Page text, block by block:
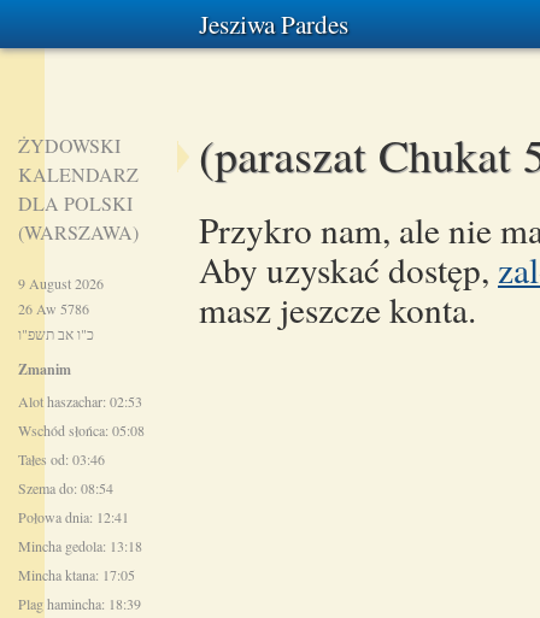
Jesziwa Pardes
ŻYDOWSKI
KALENDARZ
DLA POLSKI
(WARSZAWA)
9 August 2026
26 Aw 5786
כ"ו אב תשפ"ו
Zmanim
Alot haszachar: 02:53
Wschód słońca: 05:08
Tałes od: 03:46
Szema do: 08:54
Połowa dnia: 12:41
Mincha gedola: 13:18
Mincha ktana: 17:05
Plag hamincha: 18:39
(paraszat Chukat
Przykro nam, ale nie
Aby uzyskać dostęp,
masz jeszcze konta.